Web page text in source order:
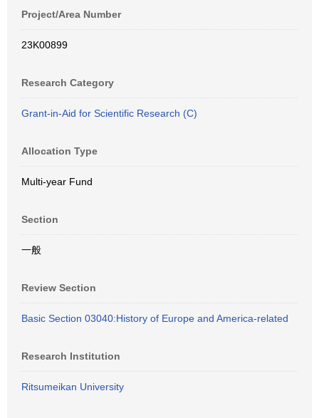
Project/Area Number
23K00899
Research Category
Grant-in-Aid for Scientific Research (C)
Allocation Type
Multi-year Fund
Section
一般
Review Section
Basic Section 03040:History of Europe and America-related
Research Institution
Ritsumeikan University